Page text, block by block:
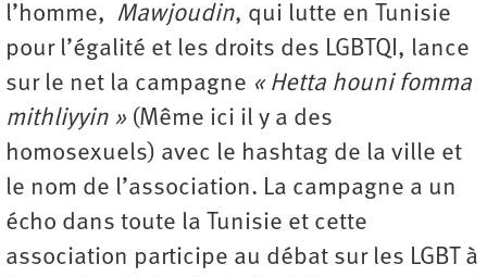
l’homme, Mawjoudin, qui lutte en Tunisie
pour l’égalité et les droits des LGBTQI, lance
sur le net la campagne « Hetta houni fomma
mithliyyin » (Même ici il y a des
homosexuels) avec le hashtag de la ville et
le nom de l’association. La campagne a un
écho dans toute la Tunisie et cette
association participe au débat sur les LGBT à